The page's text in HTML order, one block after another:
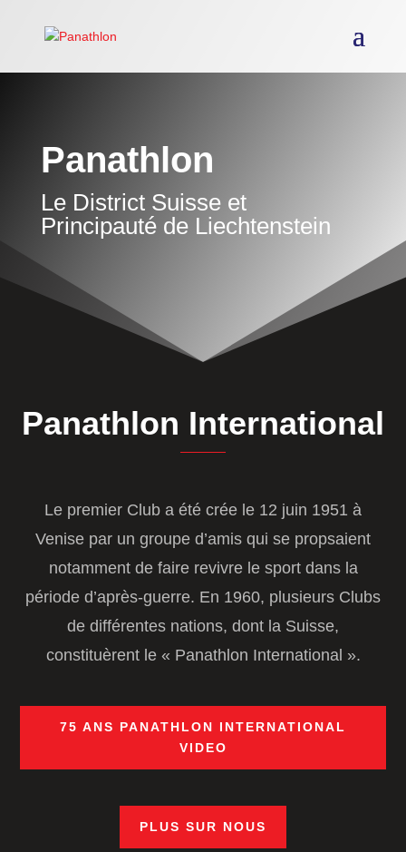
Panathlon
Le District Suisse et
Principauté de Liechtenstein
Panathlon International
Le premier Club a été crée le 12 juin 1951 à
Venise par un groupe d’amis qui se propsaient
notamment de faire revivre le sport dans la
période d’après-guerre. En 1960, plusieurs Clubs
de différentes nations, dont la Suisse,
constituèrent le « Panathlon International ».
75 ANS PANATHLON INTERNATIONAL
VIDEO
PLUS SUR NOUS